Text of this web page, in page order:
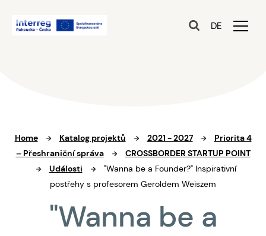
DE
Home Katalog projektů 2021 - 2027
Priorita 4
– Přeshraniční správa
CROSSBORDER STARTUP POINT
Události
"Wanna be a Founder?" Inspirativní
postřehy s profesorem Geroldem Weiszem
"Wanna be a